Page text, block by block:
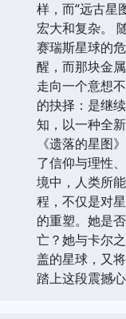
样，而“远古星
宏大和复杂。
赛瑞斯星球的
醒，而那块金
走向一个意想
的抉择：是继
知，以一种全
《遗落的星图
了信仰与理性
境中，人类所
程，不仅是对
的重塑。她是
亡？她与卡尔
盖的星球，又
踏上这段震撼心